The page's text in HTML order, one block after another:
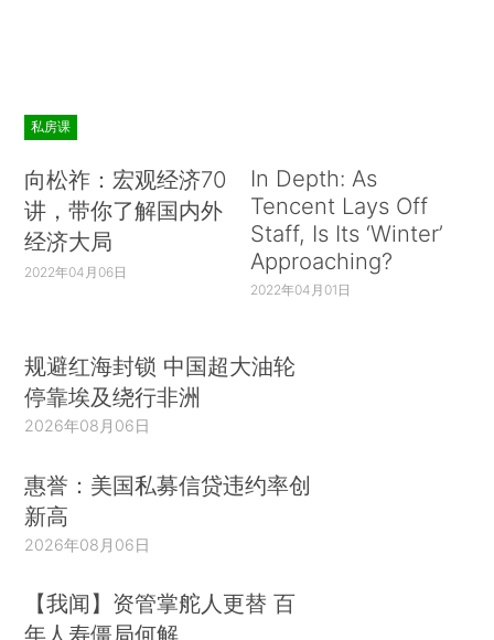
私房课
向松祚：宏观经济70
讲，带你了解国内外
经济大局
2022年04月06日
In Depth: As
Tencent Lays Off
Staff, Is Its ‘Winter’
Approaching?
2022年04月01日
规避红海封锁 中国超大油轮
停靠埃及绕行非洲
2026年08月06日
惠誉：美国私募信贷违约率创
新高
2026年08月06日
【我闻】资管掌舵人更替 百
年人寿僵局何解